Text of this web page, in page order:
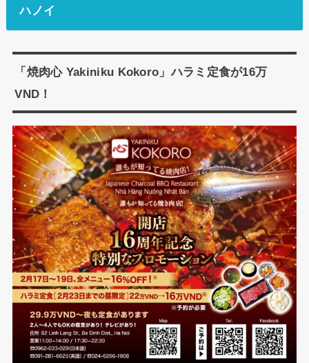
ハノイ
「焼肉心 Yakiniku Kokoro」ハラミ定食が16万
VND！